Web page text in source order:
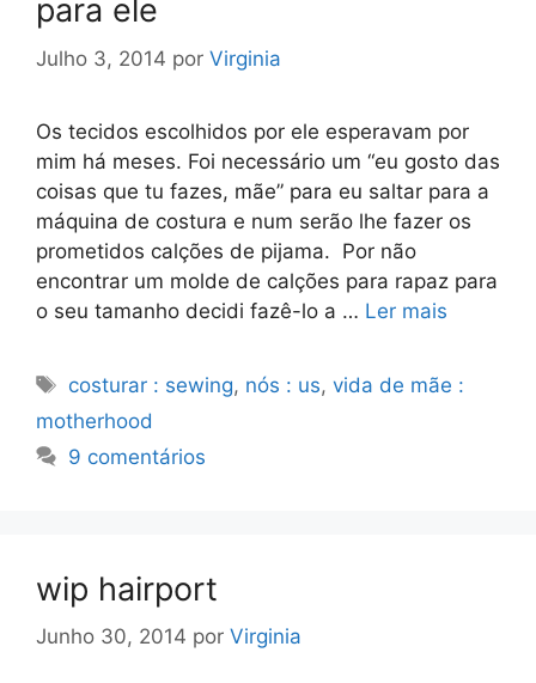
para ele
Julho 3, 2014 por Virginia
Os tecidos escolhidos por ele esperavam por
mim há meses. Foi necessário um “eu gosto das
coisas que tu fazes, mãe” para eu saltar para a
máquina de costura e num serão lhe fazer os
prometidos calções de pijama. Por não
encontrar um molde de calções para rapaz para
o seu tamanho decidi fazê-lo a … Ler mais
Etiquetas
costurar : sewing, nós : us,vida de mãe :
motherhood
9 comentários
wip hairport
Junho 30, 2014 por Virginia